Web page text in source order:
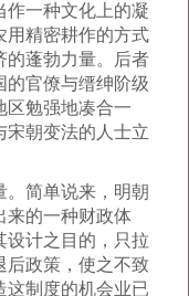
一种文化上的凝
用精密耕作的方式
的蓬勃力量。后者
的官僚与缙绅阶级
区勉强地凑合一
宋朝变法的人士立
简单说来，明朝
来的一种财政体
设计之目的，只拉
后政策，使之不致
这制度的机会业已